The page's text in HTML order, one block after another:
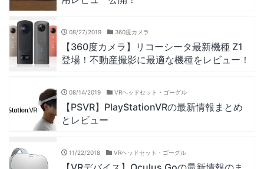
08/27/2019 360度カメラ
【360度カメラ】リコーシータ最新機種 Z1
登場！不動産撮影に最適な機種をレビュー！
08/14/2019 VRヘッドセット・ゴーグル
【PSVR】PlayStationVRの最新情報まとめ
とレビュー
11/22/2018 VRヘッドセット・ゴーグル